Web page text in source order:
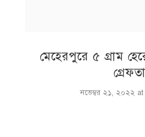
মেহেরপুরে ৫ গ্রাম
নভেম্বর ২১, ২০২২